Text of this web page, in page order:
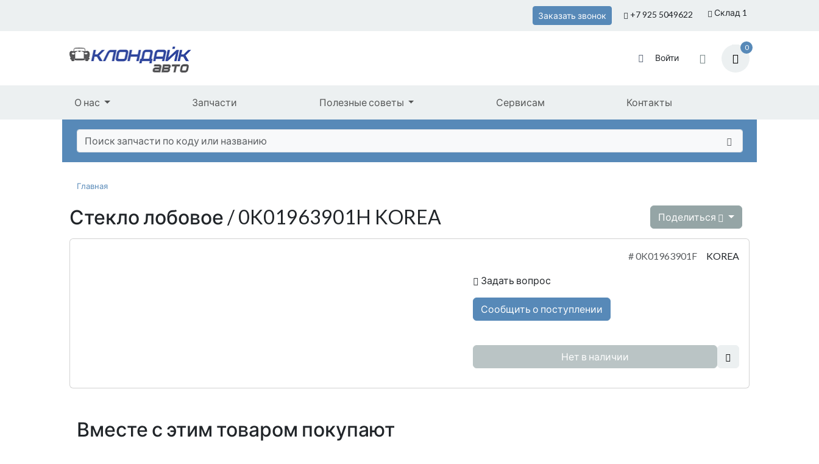
Склад 1
Заказать звонок +7 925 5049622
Войти
0
О нас Запчасти Полезные советы Сервисам Контакты
Главная
Стекло лобовое / 0K01963901H KOREA Поделиться
#0K01963901F KOREA
Задать вопрос
Сообщить о поступлении
Нет в наличии
Вместе с этим товаром покупают